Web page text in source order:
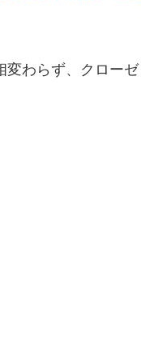
変わらず、クローゼ